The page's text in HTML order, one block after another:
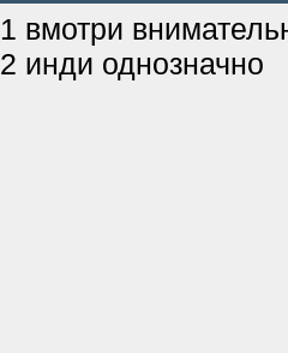
1 вмотри
2 инди однозначно